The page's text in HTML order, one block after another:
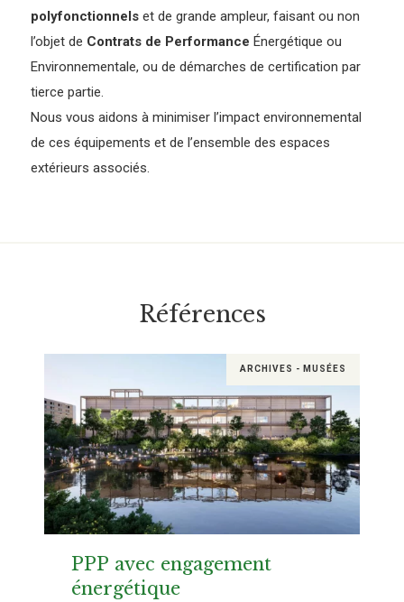
polyfonctionnels et de grande ampleur, faisant ou non
l’objet de Contrats de Performance Énergétique ou
Environnementale, ou de démarches de certification par
tierce partie.
Nous vous aidons à minimiser l’impact environnemental
de ces équipements et de l’ensemble des espaces
extérieurs associés.
Références
ARCHIVES - MUSÉES
PPP avec engagement
énergétique